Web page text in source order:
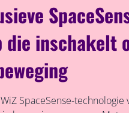
die inschakelt
SpaceSense-technologie